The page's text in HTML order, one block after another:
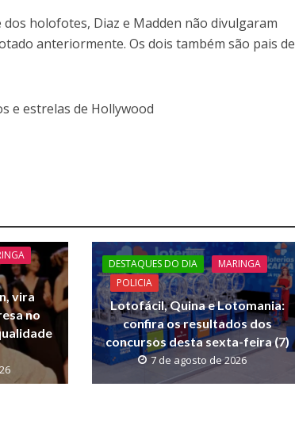
holofotes, Diaz e Madden não divulgaram
anteriormente. Os dois também são pais de
e estrelas de Hollywood
vira
no
DESTAQUES DO DIA
MARINGA
POLICIA
Lotofácil, Quina e Lotomania:
confira os resultados dos
concursos desta sexta-feira (7)
7 de agosto de 2026